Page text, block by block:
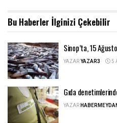
Bu Haberler İlginizi Çekebilir
Sinop’ta, 15
YAZARYAZAR3 5
Gıda
YAZAR